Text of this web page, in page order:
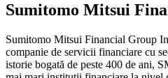
Sumitomo Mitsui
Sumitomo Mitsui Financial Group
companie de servicii financiare cu
istorie bogată de peste 400 de ani,